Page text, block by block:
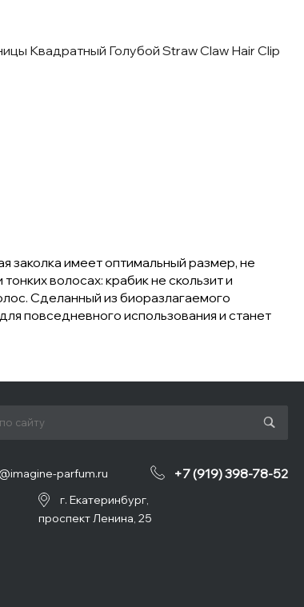
Квадратный Голубой Straw Claw Hair Clip
заколка имеет оптимальный размер, не
волосах: крабик не скользит и
Сделанный из биоразлагаемого
повседневного использования и станет
parfum.ru +7 (919) 398-78-52
г. Екатеринбург,
проспект Ленина, 25